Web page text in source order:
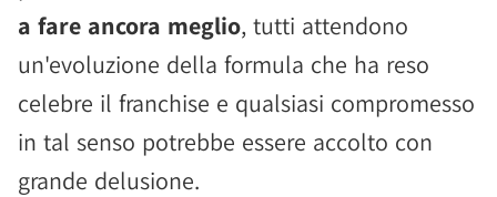
a fare ancora meglio, tutti attendono
un'evoluzione della formula che ha reso
celebre il franchise e qualsiasi compromesso
in tal senso potrebbe essere accolto con
grande delusione.